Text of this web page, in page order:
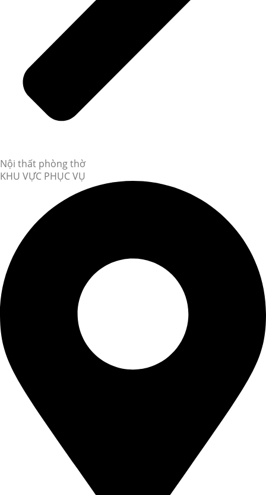
Nội thất phòng thờ
KHU VỰC PHỤC VỤ